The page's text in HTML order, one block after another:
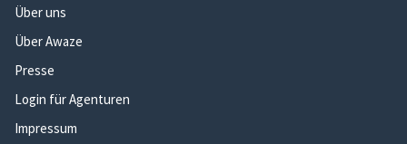
Über uns
Über Awaze
Presse
Login für Agenturen
Impressum